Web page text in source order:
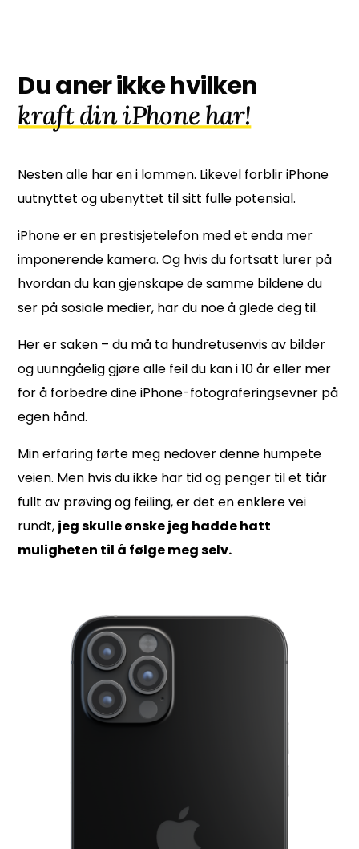
Du aner ikke hvilken
kraft din iPhone har!
Nesten alle har en i lommen. Likevel forblir iPhone
uutnyttet og ubenyttet til sitt fulle potensial.
iPhone er en prestisjetelefon med etenda mer
imponerende kamera. Og hvis du fortsatt lurer på
hvordan du kan gjenskape de samme bildene du
ser på sosiale medier, har du noe å glede deg til.
Her ersaken – du må ta hundretusenvis av bilder
og uunngåelig gjøre alle feil du kan i 10 år eller mer
for å forbedre dine iPhone-fotograferingsevner på
egen hånd.
Min erfaring førte meg nedover denne humpete
veien. Men hvis du ikke har tid og penger til et tiår
fullt av prøving og feiling, er det en enklere vei
rundt, jeg skulle ønske jeg hadde hatt
muligheten til å følge meg selv.